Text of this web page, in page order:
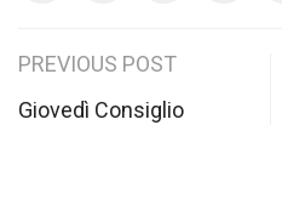
Post
navigation
PREVIOUS POST
Giovedì Consiglio